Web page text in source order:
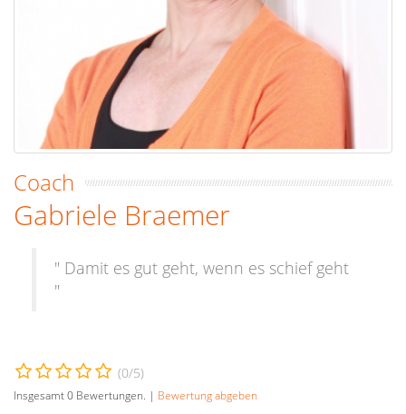
Coach
Gabriele Braemer
" Damit es gut geht, wenn es schief geht
"
(0/5)
Insgesamt0 Bewertungen. | Bewertung abgeben